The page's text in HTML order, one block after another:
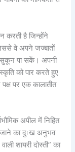
करती है जिन्होंने
वे अपने जज्बातों
पा सकें। अपनी
को पार करते हुए
पर एक कालातीत
अपील में निहित
जाने का दुःख अनुभव
शायरी दोस्ती” का